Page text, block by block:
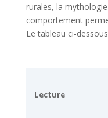
rurales, la
comportement
Le tableau ci-
Lecture